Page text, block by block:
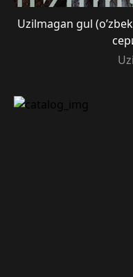
Uzilmagan gul